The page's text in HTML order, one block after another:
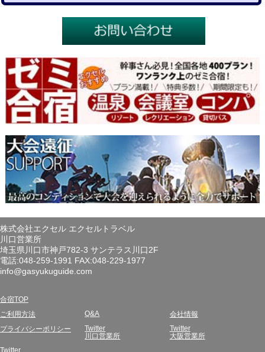
株式会社エクセル エクセルトラベル
川口営業所
埼玉県川口市神戸782-3 サンテラス川口2F
電話:048-259-1991 FAX:048-229-1977
info@gasyukuguide.com
合宿TOP
ご利用方法 Q&A 会社情報
プライバシーポリシー
Twitter
川口営業所
Twitter
大阪営業所
Twitter